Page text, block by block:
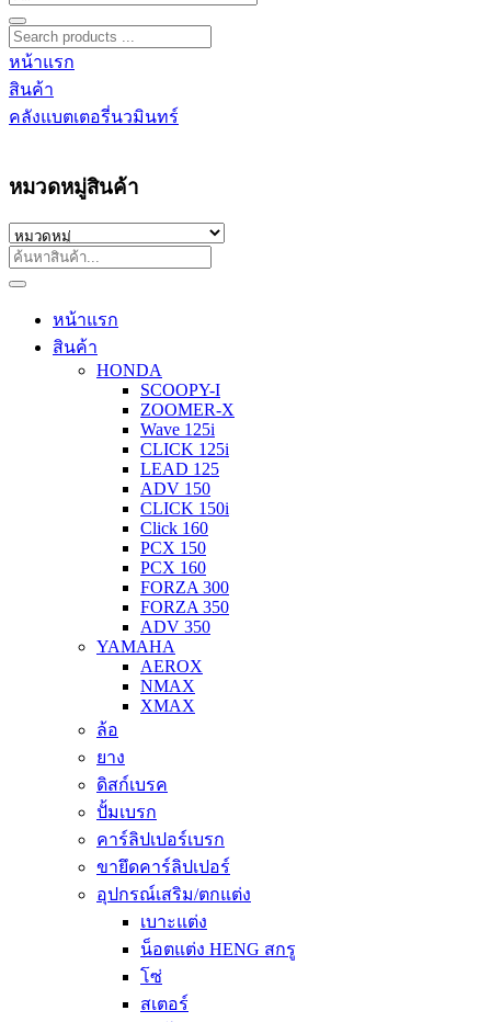
หน้าแรก
สินค้า
คลังแบตเตอรี่นวมินทร์
หมวดหมู่สินค้า
หน้าแรก
สินค้า
HONDA
SCOOPY-I
ZOOMER-X
Wave 125i
CLICK 125i
LEAD 125
ADV 150
CLICK 150i
Click 160
PCX 150
PCX 160
FORZA 300
FORZA 350
ADV 350
YAMAHA
AEROX
NMAX
XMAX
ล้อ
ยาง
ดิสก์เบรค
ปั้มเบรก
คาร์ลิปเปอร์เบรก
ขายึดคาร์ลิปเปอร์
อุปกรณ์เสริม/ตกแต่ง
เบาะแต่ง
น็อตแต่ง HENG สกรู
โซ่
สเตอร์